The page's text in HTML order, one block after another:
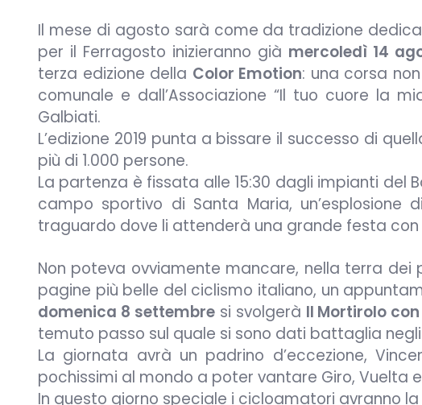
Il mese di agosto sarà come da tradizione
per il Ferragosto inizieranno già mercoledì 14
terza edizione della Color Emotion: una corsa
comunale e dall’Associazione “Il tuo cuore la
Galbiati.
L’edizione 2019 punta a bissare il successo di
più di 1.000 persone.
La partenza è fissata alle 15:30 dagli impianti del
campo sportivo di Santa Maria,
traguardo dove li attenderà una grande festa
Non poteva ovviamente mancare, nella terra
pagine più belle del ciclismo italiano, un
domenica 8 settembresi svolgerà Il Mortirolo
temuto passo sul quale si sono dati battaglia
La giornata avrà un padrino d’eccezione,
pochissimi al mondo a poter vantare Giro, Vuelta
In questo giorno speciale i cicloamatori avranno